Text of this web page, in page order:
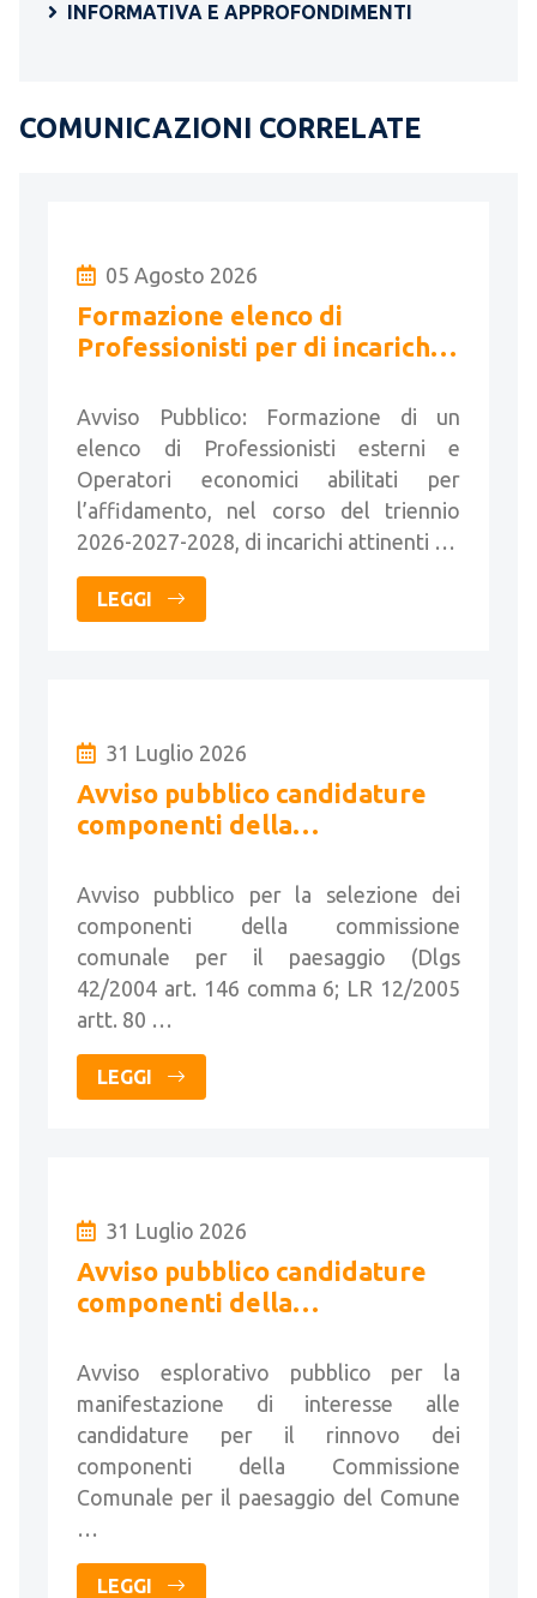
INFORMATIVA E APPROFONDIMENTI
COMUNICAZIONI CORRELATE
05 Agosto 2026
Formazione elenco di
Professionisti per di incarichi
all'ingegneria
Avviso Pubblico: Formazione di un
elenco di Professionisti esterni e
Operatori economici abilitati per
l’affidamento, nel corso del triennio
2026-2027-2028, di incarichi attinenti …
LEGGI
31 Luglio 2026
Avviso pubblico candidature
componenti della
Avviso pubblico per la selezione dei
componenti della commissione
comunale per il paesaggio (Dlgs
42/2004 art. 146 comma 6; LR 12/2005
artt. 80 …
LEGGI
31 Luglio 2026
Avviso pubblico candidature
componenti della
Avviso esplorativo pubblico per la
manifestazione di interesse alle
candidature per il rinnovo dei
componenti della Commissione
Comunale per il paesaggio del Comune
…
LEGGI